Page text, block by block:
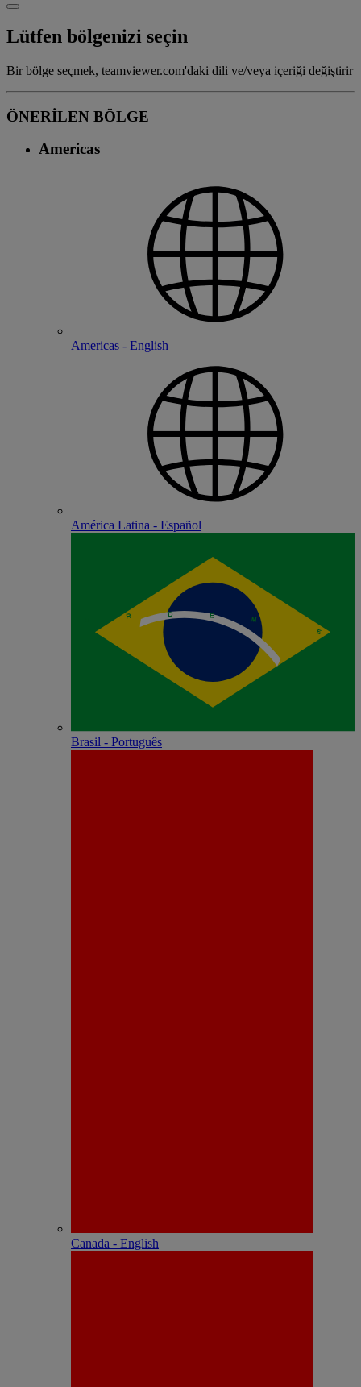
Lütfen bölgenizi seçin
Bir bölge seçmek, teamviewer.com'daki dili ve/veya içeriği değiştirir
ÖNERİLEN BÖLGE
Americas
Americas - English
América Latina - Español
Brasil - Português
Canada - English